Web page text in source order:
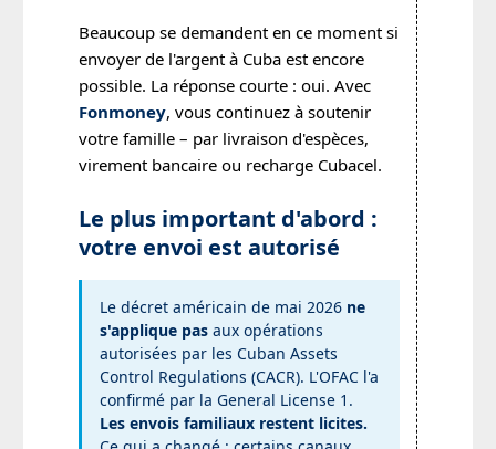
Beaucoup se demandent en ce moment si
envoyer de l'argent à Cuba est encore
possible. La réponse courte : oui. Avec
Fonmoney, vous continuez à soutenir
votre famille – par livraison d'espèces,
virement bancaire ou recharge Cubacel.
Le plus important d'abord :
votre envoi est autorisé
Le décret américain de mai 2026 ne
s'applique pas aux opérations
autorisées par les Cuban Assets
Control Regulations (CACR). L'OFAC l'a
confirmé par la General License 1.
Les envois familiaux restent licites.